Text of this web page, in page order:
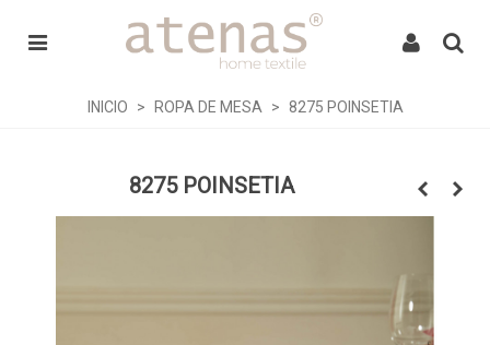
INICIO > ROPA DE MESA > 8275 POINSETIA
8275 POINSETIA